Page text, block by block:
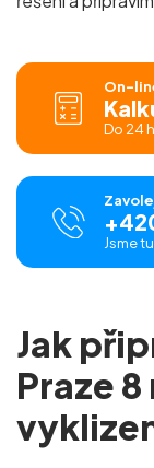
On-
Do 24
Jsme
Jak
Praze